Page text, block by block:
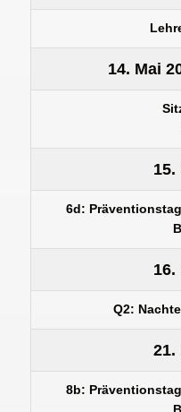
14. Mai
15.
6d:
16.
Q2:
21.
8b: